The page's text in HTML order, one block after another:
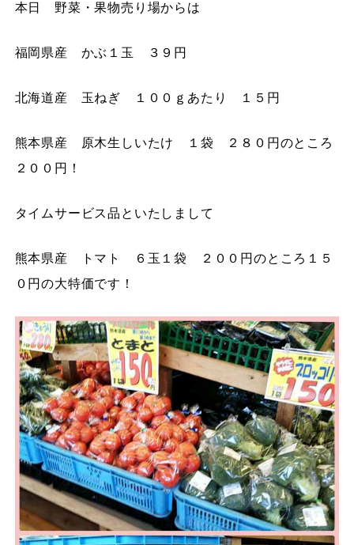
本日 野菜・果物売り場からは
福岡県産 かぶ１玉 ３９円
北海道産 玉ねぎ １００ｇあたり １５円
熊本県産 原木生しいたけ １袋 ２８０円のところ
２００円！
タイムサービス品といたしまして
熊本県産 トマト ６玉１袋 ２００円のところ１５
０円の大特価です！